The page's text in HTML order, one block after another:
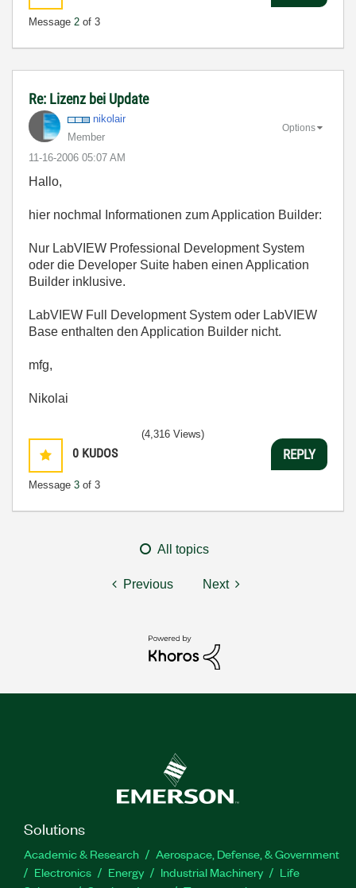
Message 2 of 3
Re: Lizenz bei Update
nikolair
Member
‎11-16-2006 05:07 AM
Options
Hallo,
hier nochmal Informationen zum Application Builder:
Nur LabVIEW Professional Development System
oder die Developer Suite haben einen Application
Builder inklusive.
LabVIEW Full Development System oder LabVIEW
Base enthalten den Application Builder nicht.
mfg,
Nikolai
0 KUDOS
Message 3 of 3
(4,316 Views)
REPLY
All topics
Previous Next
Solutions
Academic & Research
Aerospace, Defense, & Government
Electronics
Energy Industrial Machinery
Life